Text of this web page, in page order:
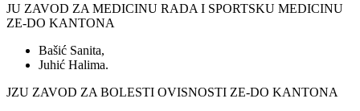
JU ZAVOD ZA MEDICINU RADA I SPORTSKU MEDICINU
ZE-DO KANTONA
Bašić Sanita,
Juhić Halima.
JZU ZAVOD ZA BOLESTI OVISNOSTI ZE-DO KANTONA